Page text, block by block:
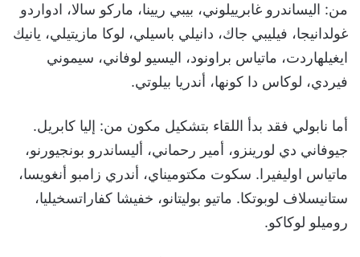
من: اليساندرو غابرييلوني، بيبي ريينا، ماركو سالا، ادواردو
غولدانيجا، فيليبي جاك، دانيلي باسيلي، لوكا مازيتيلي، يانيك
ايغيلهاردت، ماتياس براونود، اليسيو لوفاني، سيموني
فيردي، لوكاس دا كونها، أندريا بيلوتي.
أما نابولي فقد بدأ اللقاء بتشكيل مكون من: إليا كابريل.
جيوفاني دي لورينزو، أمير رحماني، أليساندرو بونجيورنو،
ماتياس اوليفيرا. سكوت مكتوميناي، أندري زامبو أنغويسا،
ستانيسلاف لوبوتكا. ماتيو بوليتانو، خفيشا كفاراتسخيليا،
روميلو لوكاكو.